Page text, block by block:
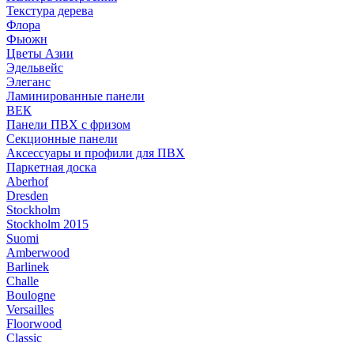
Текстура дерева
Флора
Фьюжн
Цветы Азии
Эдельвейс
Элеганс
Ламинированные панели
ВЕК
Панели ПВХ с фризом
Секционные панели
Аксессуары и профили для ПВХ
Паркетная доска
Aberhof
Dresden
Stockholm
Stockholm 2015
Suomi
Amberwood
Barlinek
Challe
Boulogne
Versailles
Floorwood
Classic